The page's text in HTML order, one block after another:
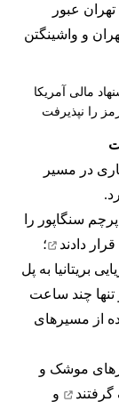
عبور
و واشینگتن
مالی آمریکا
را نپذیرفت
در مسیر
باری با پرچم سنگاپور را
دادند
؛
بریتانیا به پل
چند ساعت
از مسیرهای
آمریکایی جمعه ۵ تیر انبارهای موشک و
و